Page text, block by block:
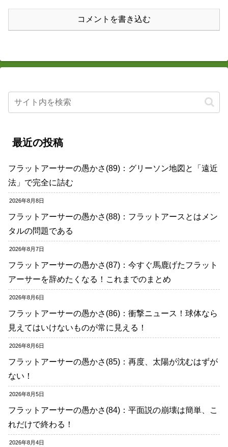
コメントを書き込む
最近の投稿
フラットアーサーの愚かさ(89)：グリーソン地図と「遠近
法」で完全に詰む
2026年8月8日
フラットアーサーの愚かさ(88)：フラットアースとはメン
タルの問題である
2026年8月7日
フラットアーサーの愚かさ(87)：今すぐ馬鹿げたフラット
アーサーを辞めたくなる！これまでのまとめ
2026年8月6日
フラットアーサーの愚かさ(86)：衝撃ニュース！球体なら
見えてはいけないものが常に見える！
2026年8月6日
フラットアーサーの愚かさ(85)：再度、太陽が沈むはずが
ない！
2026年8月5日
フラットアーサーの愚かさ(84)：平面説の崩壊は簡単、こ
れだけで終わる！
2026年8月4日